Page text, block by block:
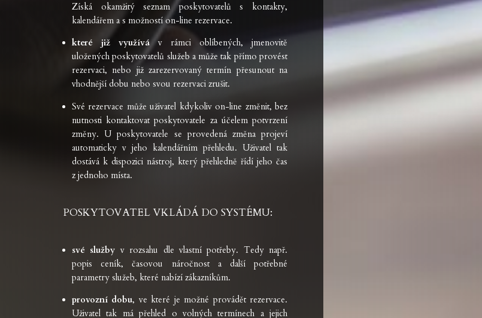
Získá okamžitý seznam poskytovatelů s kontakty,
kalendářem a s možností on-line rezervace.
které již využíváv rámci oblíbených, jmenovitě
uložených poskytovatelů služeb a může tak přímo provést
rezervaci, nebo již zarezervovaný termín přesunout na
vhodnější dobu nebo svou rezervaci zrušit.
Své rezervace může uživatel kdykoliv on-line změnit, bez
nutnosti kontaktovat poskytovatele za účelem potvrzení
změny. U poskytovatele se provedená změna projeví
automaticky v jeho kalendářním přehledu. Uživatel tak
dostává k dispozici nástroj, který přehledně řídí jeho čas
z jednoho místa.
POSKYTOVATEL VKLÁDÁ DO SYSTÉMU:
své služby v rozsahu dle vlastní potřeby. Tedy např.
popis ceník, časovou náročnost a další potřebné
parametry služeb, které nabízí zákazníkům.
provozní dobu, ve které je možné provádět rezervace.
Uživatel tak má přehled o volných termínech a jejich